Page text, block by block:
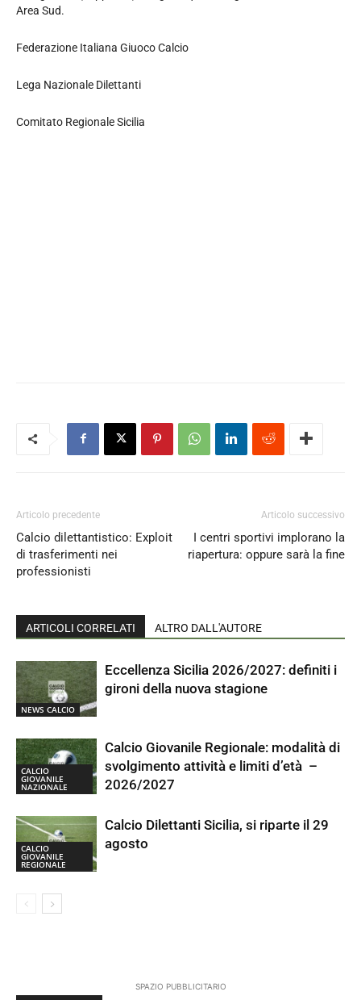
Area Sud.
Federazione Italiana Giuoco Calcio
Lega Nazionale Dilettanti
Comitato Regionale Sicilia
Articolo precedente
Calcio dilettantistico: Exploit
di trasferimenti nei
professionisti
Articolo successivo
I centri sportivi implorano la
riapertura: oppure sarà la fine
ARTICOLI CORRELATI ALTRO DALL'AUTORE
NEWS CALCIO
Eccellenza Sicilia 2026/2027: definiti i
gironi della nuova stagione
CALCIO
GIOVANILE
NAZIONALE
Calcio Giovanile Regionale: modalità di
svolgimento attività e limiti d’età –
2026/2027
CALCIO
GIOVANILE
REGIONALE
Calcio Dilettanti Sicilia, si riparte il 29
agosto
SPAZIO PUBBLICITARIO